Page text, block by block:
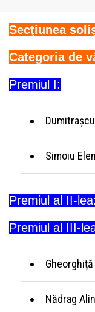
Secţiunea
Categoria de
Premiul I:
Simoiu
Premiul al II-lea:
Premiul al III-
Nădrag